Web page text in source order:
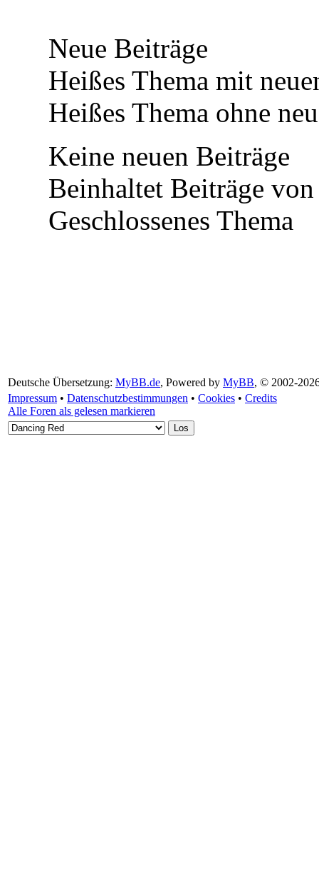
Neue Beiträge
Heißes Thema mit
Heißes Thema ohne
Keine neuen Beiträge
Beinhaltet Beiträge
Geschlossenes Thema
Deutsche Übersetzung: MyBB.de, Powered by MyBB, © 2002-
Impressum • Datenschutzbestimmungen • Cookies • Credits
Alle Foren als gelesen markieren